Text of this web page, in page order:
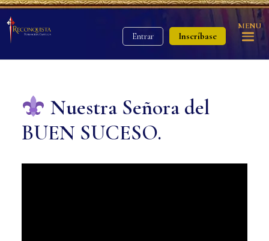
Entrar Inscríbase
MENU
Nuestra Señora del
BUEN SUCESO.